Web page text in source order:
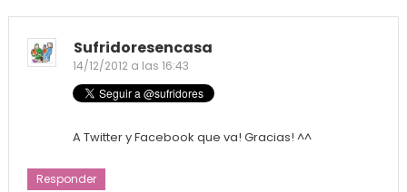
Sufridoresencasa
14/12/2012 a las 16:43
A Twitter y Facebook que va! Gracias! ^^
Responder